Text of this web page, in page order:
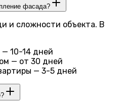
фасада?
и сложности объекта. В
10-14 дней
— от 30 дней
— 3-5 дней